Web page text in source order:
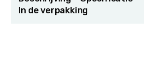
In de verpakking